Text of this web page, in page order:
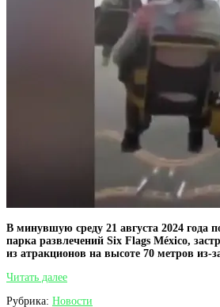
В минувшую среду 21 августа 2024 года
парка развлечений Six Flags México,
из атракционов на высоте 70 метров из-
Читать далееЛюди
на
Рубрика: Новости